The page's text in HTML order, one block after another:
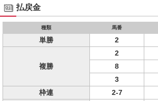
払戻金
種類 馬番
単勝 2
複勝
2
8
3
枠連
2-7